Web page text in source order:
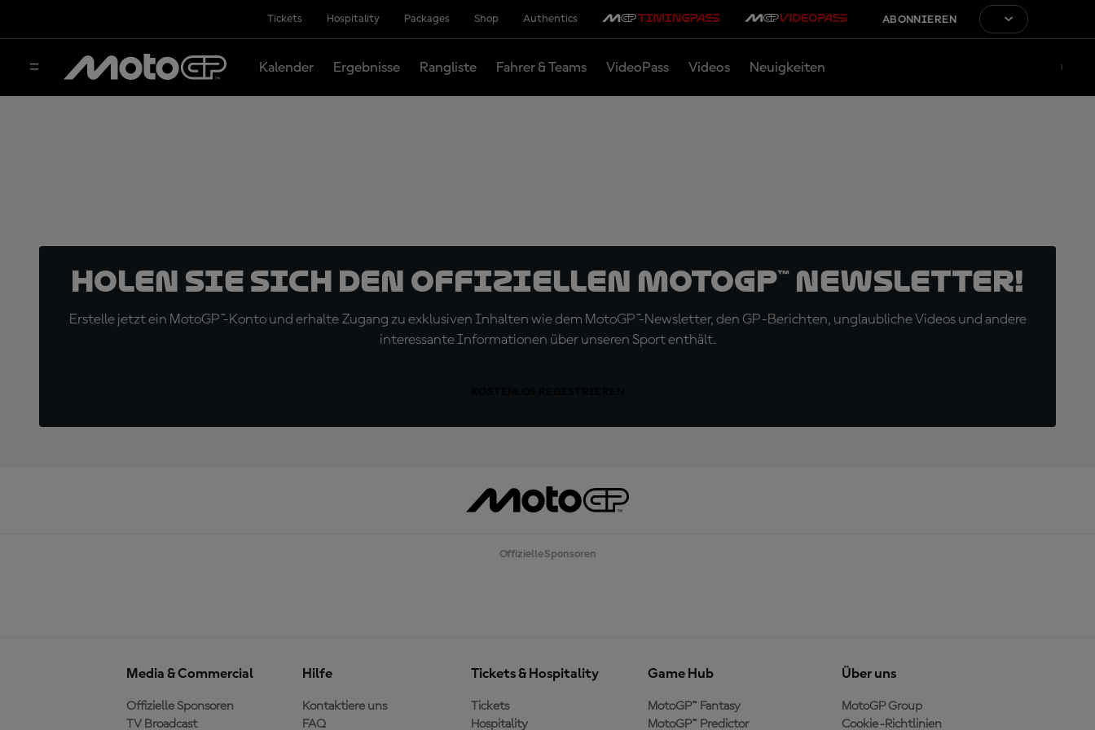
Tickets Hospitality Packages Shop Authentics ABONNIEREN
Kalender Ergebnisse Rangliste Fahrer & Teams VideoPass Videos Neuigkeiten
Holen Sie sich den offiziellen MotoGP™ Newsletter!
Erstelle jetzt ein MotoGP™-Konto und erhalte Zugang zu exklusiven Inhalten wie dem MotoGP™-Newsletter, den GP-Berichten, unglaubliche Videos und andere
interessante Informationen über unseren Sport enthält.
Offizielle Sponsoren
Media & Commercial
Offizielle Sponsoren
TV Broadcast
Hilfe
Kontaktiere uns
FAQ
Tickets & Hospitality
Tickets
Hospitality
Game Hub
MotoGP™ Fantasy
MotoGP™ Predictor
Über uns
MotoGP Group
Cookie-Richtlinien